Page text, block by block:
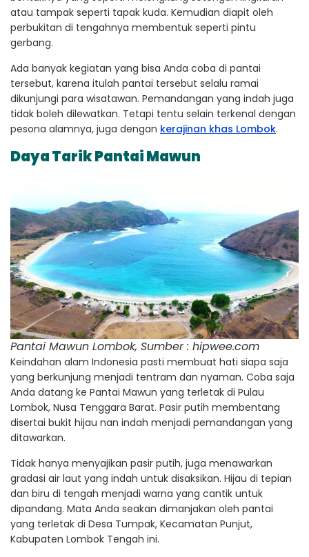
atau tampak seperti tapak kuda. Kemudian diapit oleh
perbukitan di tengahnya membentuk seperti pintu
gerbang.
Ada banyak kegiatan yang bisa Anda coba di pantai
tersebut, karena itulah pantai tersebut selalu ramai
dikunjungi para wisatawan. Pemandangan yang indah juga
tidak boleh dilewatkan. Tetapi tentu selain terkenal dengan
pesona alamnya, juga dengan kerajinan khas Lombok.
Daya Tarik Pantai Mawun
Pantai Mawun Lombok, Sumber : hipwee.com
Keindahan alam Indonesia pasti membuat hati siapa saja
yang berkunjung menjadi tentram dan nyaman. Coba saja
Anda datang ke Pantai Mawun yang terletak di Pulau
Lombok, Nusa Tenggara Barat. Pasir putih membentang
disertai bukit hijau nan indah menjadi pemandangan yang
ditawarkan.
Tidak hanya menyajikan pasir putih, juga menawarkan
gradasi air laut yang indah untuk disaksikan. Hijau di tepian
dan biru di tengah menjadi warna yang cantik untuk
dipandang. Mata Anda seakan dimanjakan oleh pantai
yang terletak di Desa Tumpak, Kecamatan Punjut,
Kabupaten Lombok Tengah ini.